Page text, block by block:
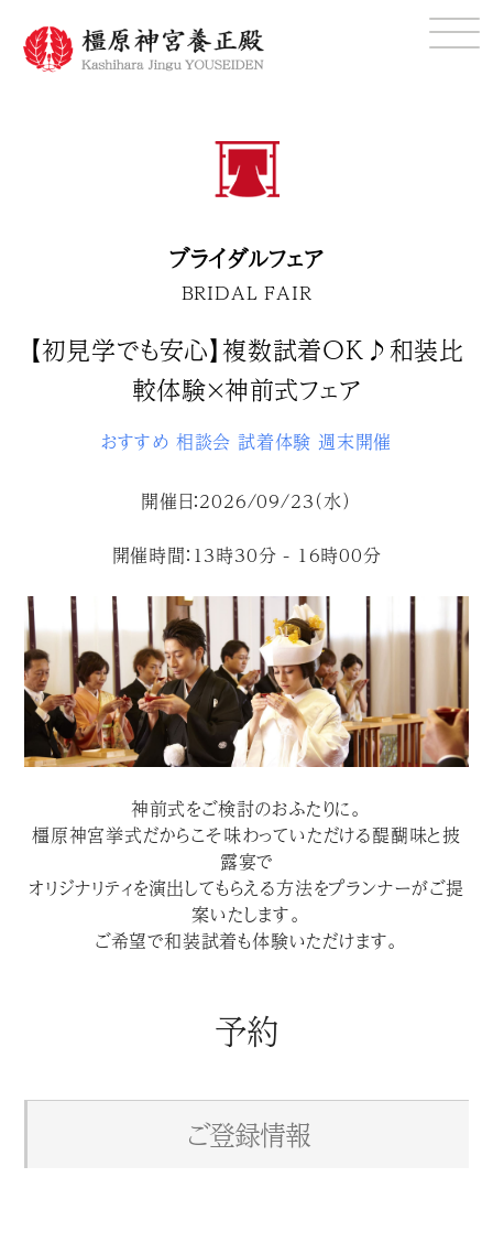
ブライダルフェア
BRIDAL FAIR
【初見学でも安心】複数試着OK♪和装比
較体験×神前式フェア
おすすめ 相談会 試着体験 週末開催
開催日：2026/09/23（水）
開催時間：13時30分 - 16時00分
神前式をご検討のおふたりに。
橿原神宮挙式だからこそ味わっていただける醍醐味と披
露宴で
オリジナリティを演出してもらえる方法をプランナーがご提
案いたします。
ご希望で和装試着も体験いただけます。
予約
ご登録情報